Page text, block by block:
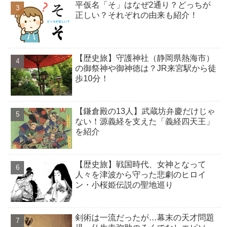
平仮名「そ」はなぜ2通り？どっちが
正しい？それぞれの由来も紹介！
【歴史旅】守護神社（静岡県熱海市）
の御祭神や御神徳は？JR来宮駅から徒
歩10分！
【鎌倉殿の13人】武蔵坊弁慶だけじゃ
ない！源義経を支えた「義経四天王」
を紹介
【歴史旅】戦国時代、女神となって
人々を津波から守った悲劇のヒロイ
ン・小桜姫伝説の聖地巡り
剣術は一流だったが…幕末の天才問題